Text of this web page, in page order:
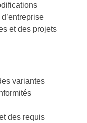
et des projets
variantes
des requis